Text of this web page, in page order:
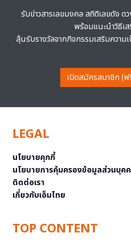
รับข่าวสารเลขมงคล สถิติเลขดัง ด
พร้อมแนะนำวิธีเ
ลุ้นรับรางวัลจากกิจกรรมเสริมควา
เปิดสมัครสมาชิก (ฟ
LEGAL
นโยบายคุกกี้
นโยบายการคุ้มครองข้อมูลส่วนบุค
ติดต่อเรา
เกี่ยวกับเอ็มไทย
TOP CONTENT